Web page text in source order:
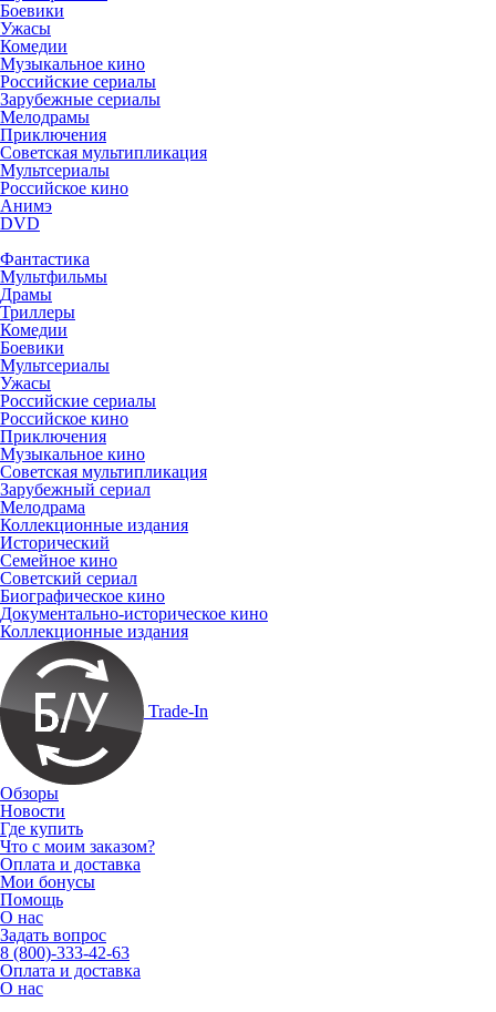
Боевики
Ужасы
Комедии
Музыкальное кино
Российские сериалы
Зарубежные сериалы
Мелодрамы
Приключения
Советская мультипликация
Мультсериалы
Российское кино
Анимэ
DVD
Фантастика
Мультфильмы
Драмы
Триллеры
Комедии
Боевики
Мультсериалы
Ужасы
Российские сериалы
Российское кино
Приключения
Музыкальное кино
Советская мультипликация
Зарубежный сериал
Мелодрама
Коллекционные издания
Исторический
Семейное кино
Советский сериал
Биографическое кино
Документально-историческое кино
Коллекционные издания
Trade-In
Обзоры
Новости
Где купить
Что с моим заказом?
Оплата и доставка
Мои бонусы
Помощь
О нас
Задать вопрос
8 (800)-333-42-63
Оплата и доставка
О нас